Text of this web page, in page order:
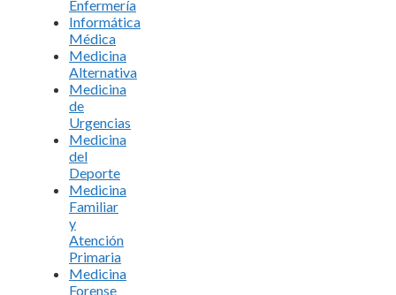
Enfermería
Informática
Médica
Medicina
Alternativa
Medicina
de
Urgencias
Medicina
del
Deporte
Medicina
Familiar
y
Atención
Primaria
Medicina
Forense